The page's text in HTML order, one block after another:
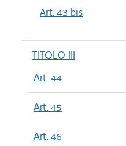
Art. 43 bis
TITOLO III
Art. 44
Art. 45
Art. 46